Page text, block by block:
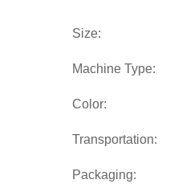
Size:
Machine Type:
Color:
Transportation:
Packaging: